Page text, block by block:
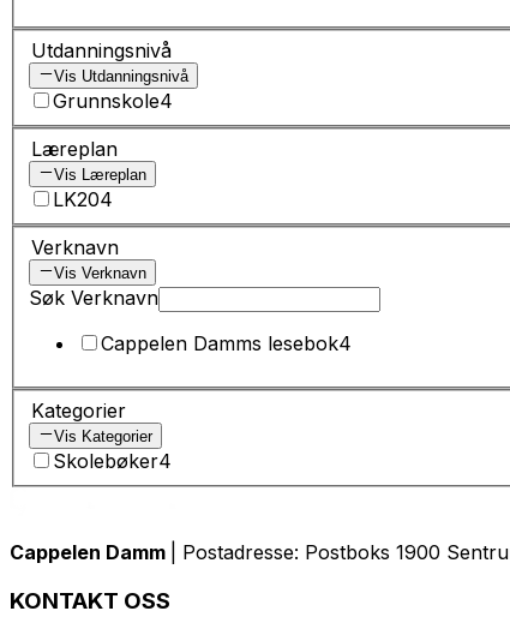
Utdanningsnivå
Vis Utdanningsnivå
Grunnskole4
Læreplan
Vis Læreplan
LK204
Verknavn
Vis Verknavn
Søk Verknavn
Cappelen Damms lesebok4
Kategorier
Vis Kategorier
Skolebøker4
Cappelen Damm | Postadresse: Postboks 1900
KONTAKT OSS